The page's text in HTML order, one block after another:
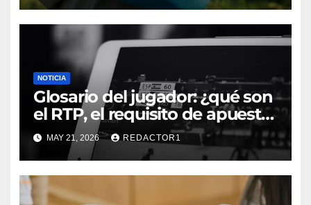
NOTICIA
Glosario del jugador: ¿qué son
el RTP, el requisito de apuesta,
los giros gratis y la volatilidad?
MAY 21, 2026 REDACTOR1